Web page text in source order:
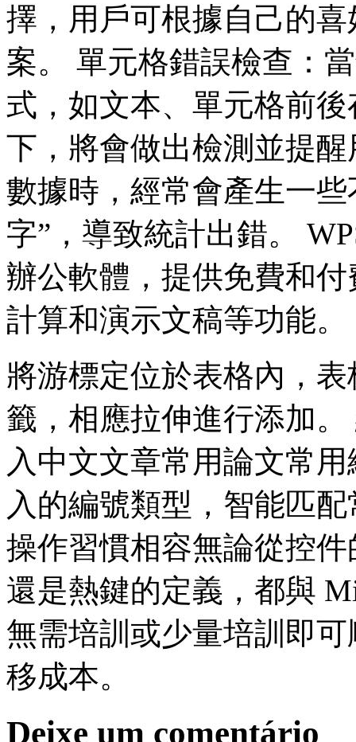
擇，用戶可根據自己的
案。 單元格錯誤檢查：
式，如文本、單元格前
下，將會做出檢測並提
數據時，經常會產生一
字”，導致統計出錯。
辦公軟體，提供免費和
計算和演示文稿等功能。
將游標定位於表格內，
籤，相應拉伸進行添加
入中文文章常用論文常
入的編號類型，智能匹
操作習慣相容無論從控
還是熱鍵的定義，都與
無需培訓或少量培訓即
移成本。
Deixe um comentário